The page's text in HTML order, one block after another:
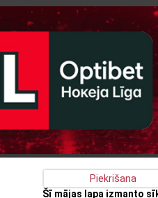
Piekrišana
Šī mājas lapa izmanto